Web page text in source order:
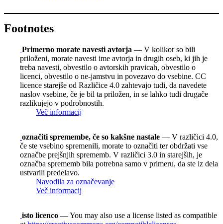
Footnotes
Primerno morate navesti avtorja — V kolikor so bili
priloženi, morate navesti ime avtorja in drugih oseb, ki jih je
treba navesti, obvestilo o avtorskih pravicah, obvestilo o
licenci, obvestilo o ne-jamstvu in povezavo do vsebine. CC
licence starejše od Različice 4.0 zahtevajo tudi, da navedete
naslov vsebine, če je bil ta priložen, in se lahko tudi drugače
razlikujejo v podrobnostih.
Več informacij
označiti spremembe, če so kakšne nastale — V različici 4.0,
če ste vsebino spremenili, morate to označiti ter obdržati vse
označbe prejšnjih sprememb. V različici 3.0 in starejših, je
označba sprememb bila potrebna samo v primeru, da ste iz dela
ustvarili predelavo.
Navodila za označevanje
Več informacij
isto licenco — You may also use a license listed as compatible